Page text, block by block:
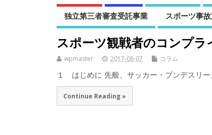
独立第三者審査受託事業 スポーツ事
スポーツ観戦者のコンプラ
wpmaster 2017-08-07 コラム
１ はじめに 先般、サッカー・ブンデスリ
Continue Reading »